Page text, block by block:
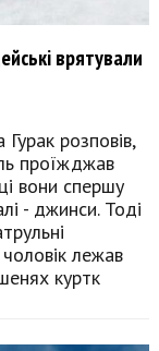
врятували
розповів,
проїжджав
вони спершу
- джинси. Тоді
лежав
куртк